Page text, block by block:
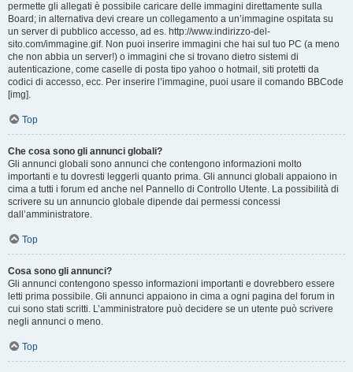
permette gli allegati è possibile caricare delle immagini direttamente sulla
Board; in alternativa devi creare un collegamento a un’immagine ospitata su
un server di pubblico accesso, ad es. http://www.indirizzo-del-
sito.com/immagine.gif. Non puoi inserire immagini che hai sul tuo PC (a meno
che non abbia un server!) o immagini che si trovano dietro sistemi di
autenticazione, come caselle di posta tipo yahoo o hotmail, siti protetti da
codici di accesso, ecc. Per inserire l’immagine, puoi usare il comando BBCode
[img].
Top
Che cosa sono gli annunci globali?
Gli annunci globali sono annunci che contengono informazioni molto
importanti e tu dovresti leggerli quanto prima. Gli annunci globali appaiono in
cima a tutti i forum ed anche nel Pannello di Controllo Utente. La possibilità di
scrivere su un annuncio globale dipende dai permessi concessi
dall’amministratore.
Top
Cosa sono gli annunci?
Gli annunci contengono spesso informazioni importanti e dovrebbero essere
letti prima possibile. Gli annunci appaiono in cima a ogni pagina del forum in
cui sono stati scritti. L’amministratore può decidere se un utente può scrivere
negli annunci o meno.
Top